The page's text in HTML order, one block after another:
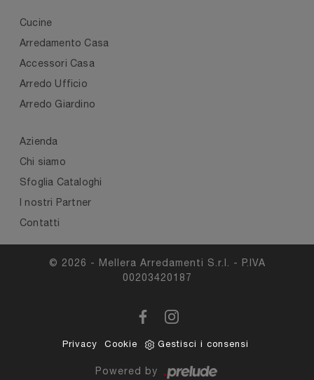
Cucine
Arredamento Casa
Accessori Casa
Arredo Ufficio
Arredo Giardino
Azienda
Chi siamo
Sfoglia Cataloghi
I nostri Partner
Contatti
© 2026 - Mellera Arredamenti S.r.l. - P.IVA
00203420187
Privacy Cookie Gestisci i consensi
Powered by